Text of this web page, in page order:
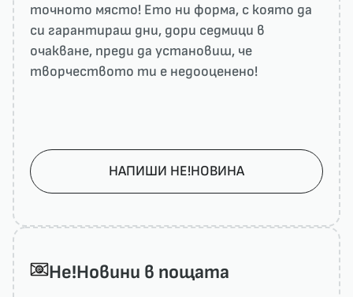
точното място! Ето ни форма, с която да
си гарантираш дни, дори седмици в
очакване, преди да установиш, че
творчеството ти е недооценено!
НАПИШИ НЕ!НОВИНА
He!Новини в пощата